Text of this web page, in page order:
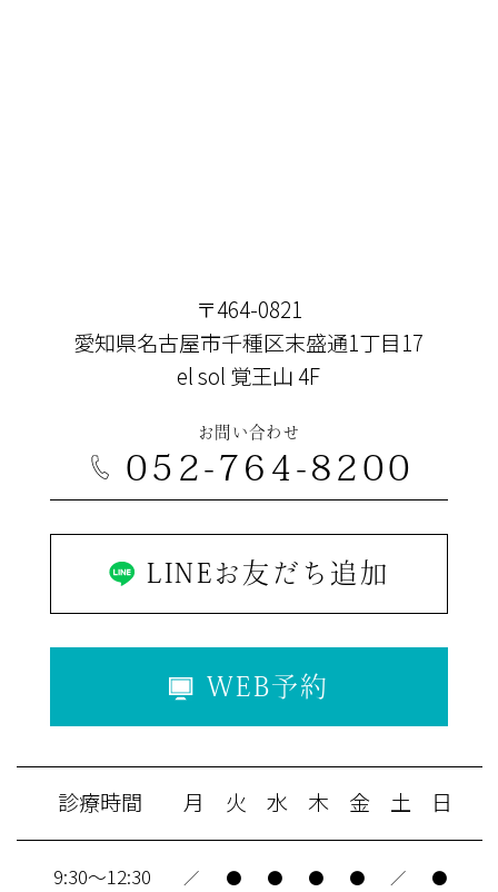
〒464-0821
愛知県名古屋市千種区末盛通1丁目17
el sol 覚王山 4F
お問い合わせ
052-764-8200
LINEお友だち追加
WEB予約
診療時間 月 火 水 木 金 土 日
9:30～12:30 ／ ● ● ● ● ／ ●